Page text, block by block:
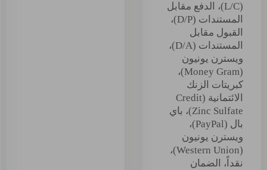
(L/C)، الدفع مقابل
المستندات (D/P)،
القبول مقابل
المستندات (D/A)،
ويسترن يونيون
(Money Gram)،
كبريتات الزنك
الائتمانية (Credit
Zinc Sulfate)، باي
بال (PayPal)،
ويسترن يونيون
(Western Union)،
نقداً، الضمان